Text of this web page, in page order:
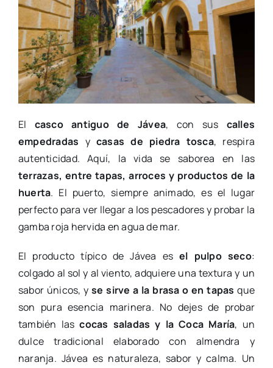
El casco antiguo de Jávea, con sus calles
empedradas ycasas de piedra tosca, respira
autenticidad. Aquí, la vida se saborea en las
terrazas, entre tapas, arroces y productos de la
huerta. El puerto, siempre animado, es el lugar
perfecto para ver llegar a los pescadores y probar la
gamba roja hervida en agua de mar.
El producto típico de Jávea esel pulpo seco:
colgado al sol y al viento, adquiere una textura y un
sabor únicos, yse sirve a la brasa o en tapas que
son pura esencia marinera. No dejes de probar
también lascocas saladas y la Coca María, un
dulce tradicional elaborado con almendra y
naranja. Jávea es naturaleza, sabor y calma. Un